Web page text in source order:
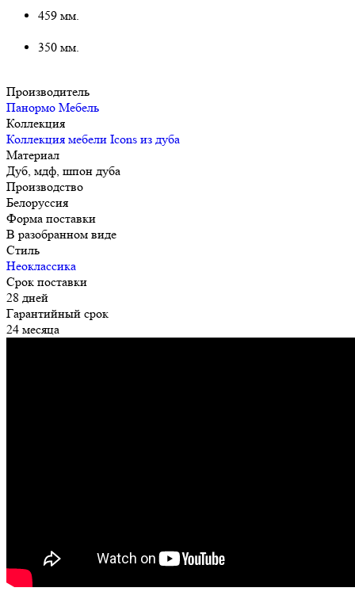
459 мм.
350 мм.
Производитель
Панормо Мебель
Коллекция
Коллекция мебели Icons из дуба
Материал
Дуб, мдф, шпон дуба
Производство
Белоруссия
Форма поставки
В разобранном виде
Стиль
Неоклассика
Срок поставки
28 дней
Гарантийный срок
24 месяца